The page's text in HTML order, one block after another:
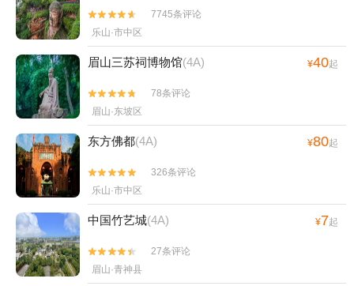


7745条评论
乐山·市中区
眉山三苏祠博物馆(4A) ¥40起


78条评论
眉山·东坡区
东方佛都(4A) ¥80起


326条评论
乐山·市中区
中国竹艺城(4A) ¥7起


27条评论
眉山·青神县